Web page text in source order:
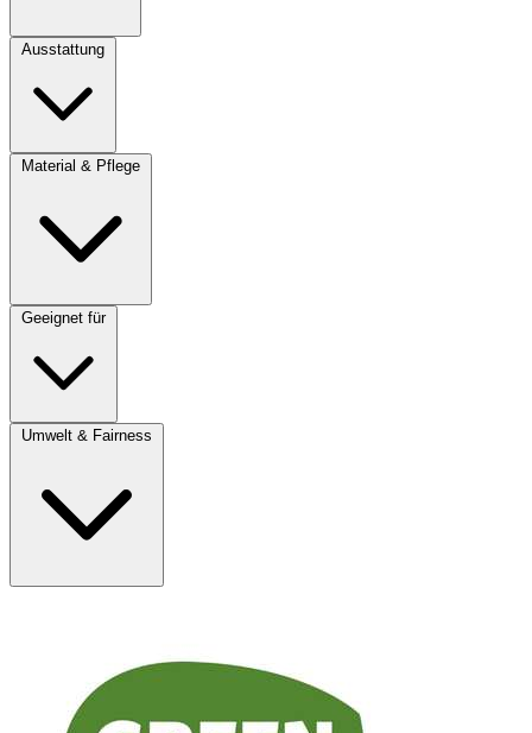
Ausstattung
Material & Pflege
Geeignet für
Umwelt & Fairness